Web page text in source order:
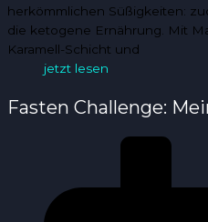
herkömmlichen Süßigkeiten:
die ketogene Ernährung. Mit
Karamell-Schicht und
jetzt lesen
Fasten Challenge: